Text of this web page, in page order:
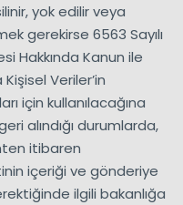
yok edilir veya
gerekirse 6563 Sayılı
Hakkında Kanun ile
Veriler’in
için kullanılacağına
alındığı durumlarda,
itibaren
içeriği ve gönderiye
ilgili bakanlığa